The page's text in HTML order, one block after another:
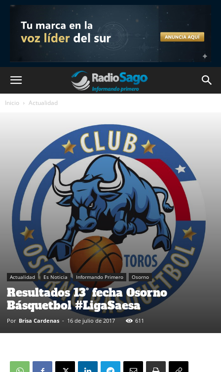
Inicio Actualidad
Actualidad Es Noticia Informando Primero Osorno
Resultados 13° fecha Osorno
Básquetbol #LigaSaesa
Por Brisa Cardenas - 16 de julio de 2017 611